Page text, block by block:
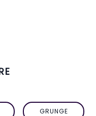
GRUNGE